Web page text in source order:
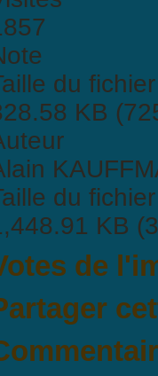
du fichier
KB
du
KB
de